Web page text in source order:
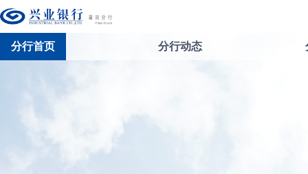
分行首页 分行动态